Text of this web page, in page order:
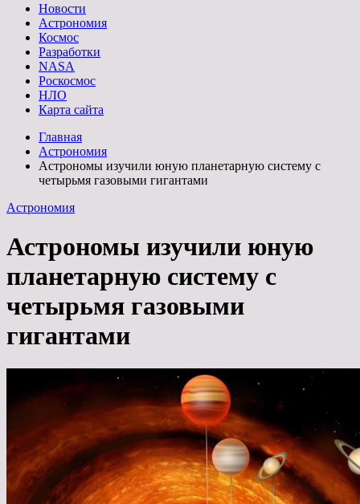
Новости
Астрономия
Космос
Разработки
NASA
Роскосмос
НЛО
Карта сайта
Главная
Астрономия
Астрономы изучили юную планетарную систему с
четырьмя газовыми гигантами
Астрономия
Астрономы изучили юную
планетарную систему с
четырьмя газовыми
гигантами